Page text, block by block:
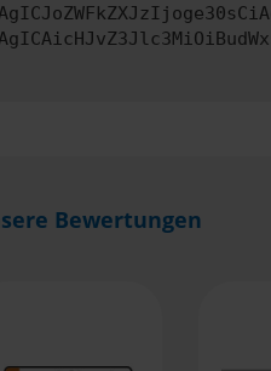
Bewertungen